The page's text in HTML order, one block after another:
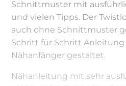
Schnittmuster mit
und vielen Tipps. Der
auch ohne Schnittmuster
Schritt für Schritt Anleitung
Nähanfänger gestaltet.
Nähanleitung mit sehr